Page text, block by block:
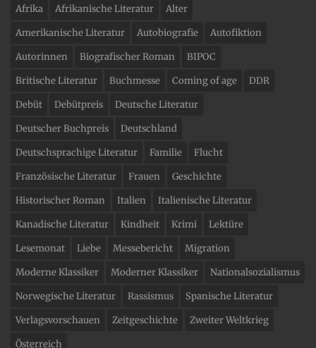
Afrika Afrikanische Literatur
Alter
Amerikanische Literatur
Autobiografie
Autofiktion
Autorinnen
Biografischer Roman
BIPOC
Britische Literatur
Buchmesse Coming of age
DDR
Debüt
Debütpreis
Deutsche Literatur
Deutscher Buchpreis
Deutschland
Deutschsprachige Literatur
Familie
Flucht
Französische Literatur
Frauen
Geschichte
Historischer Roman
Italien
Italienische Literatur
Kanadische Literatur
Kindheit Krimi
Lektüre
Lesemonat
Liebe Messebericht
Migration
Moderne Klassiker
Moderner Klassiker
Nationalsozialismus
Norwegische Literatur
Rassismus
Spanische Literatur
Verlagsvorschauen
Zeitgeschichte
Zweiter Weltkrieg
Österreich